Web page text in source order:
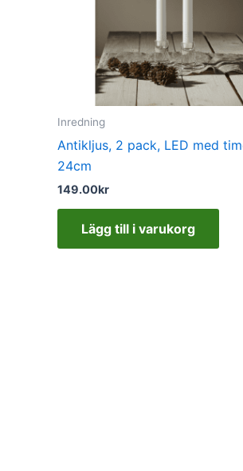
Inredning
Antikljus, 2 pack, LED med
24cm
149.00kr
Lägg till i varukorg